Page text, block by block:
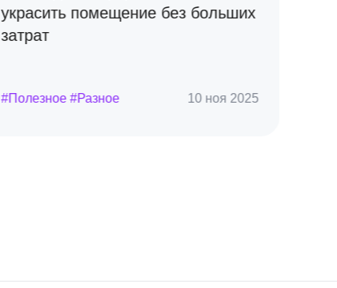
украсить помещение без больших
затрат
#Полезное #Разное 10 ноя 2025